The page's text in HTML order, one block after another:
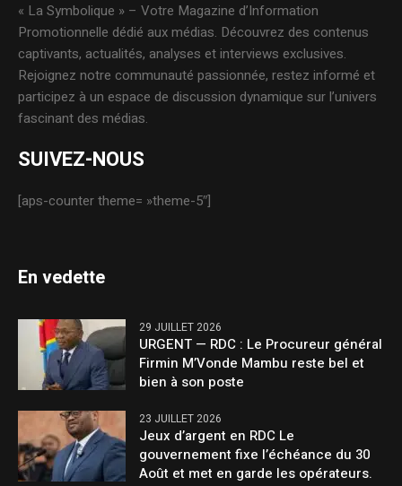
« La Symbolique » – Votre Magazine d’Information
Promotionnelle dédié aux médias. Découvrez des contenus
captivants, actualités, analyses et interviews exclusives.
Rejoignez notre communauté passionnée, restez informé et
participez à un espace de discussion dynamique sur l’univers
fascinant des médias.
SUIVEZ-NOUS
[aps-counter theme= »theme-5″]
En vedette
29 JUILLET 2026
URGENT — RDC : Le Procureur général
Firmin M’Vonde Mambu reste bel et
bien à son poste
23 JUILLET 2026
Jeux d’argent en RDC Le
gouvernement fixe l’échéance du 30
Août et met en garde les opérateurs.